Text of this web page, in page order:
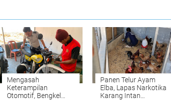
Mengasah
Keterampilan
Otomotif, Bengkel
Panen Telur Ayam
Elba, Lapas Narkotika
Karang Intan